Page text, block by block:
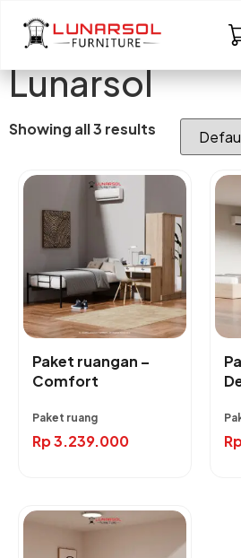
Lunarsol
Showing all 3 results
Paket ruangan –
Comfort
Paket ruang
Rp3.239.000